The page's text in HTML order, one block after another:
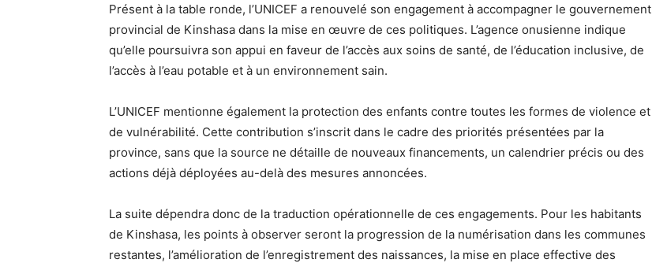
Présent à la table ronde, l’UNICEF a renouvelé son engagement à accompagner le gouvernement
provincial de Kinshasa dans la mise en œuvre de ces politiques. L’agence onusienne indique
qu’elle poursuivra son appui en faveur de l’accès aux soins de santé, de l’éducation inclusive, de
l’accès à l’eau potable et à un environnement sain.
L’UNICEF mentionne également la protection des enfants contre toutes les formes de violence et
de vulnérabilité. Cette contribution s’inscrit dans le cadre des priorités présentées par la
province, sans que la source ne détaille de nouveaux financements, un calendrier précis ou des
actions déjà déployées au-delà des mesures annoncées.
La suite dépendra donc de la traduction opérationnelle de ces engagements. Pour les habitants
de Kinshasa, les points à observer seront la progression de la numérisation dans les communes
restantes, l’amélioration de l’enregistrement des naissances, la mise en place effective des